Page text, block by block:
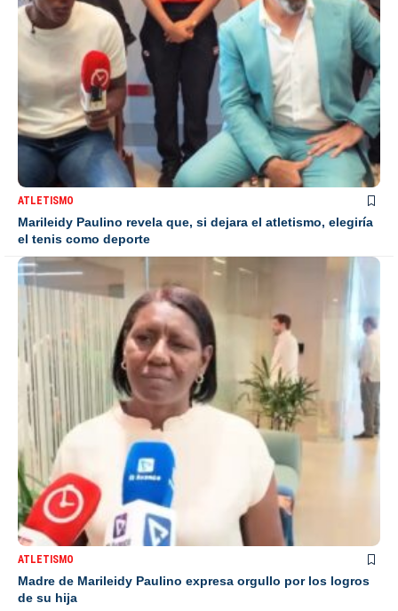
ATLETISMO
Marileidy Paulino revela que, si dejara el atletismo, elegiría
el tenis como deporte
ATLETISMO
Madre de Marileidy Paulino expresa orgullo por los logros
de su hija